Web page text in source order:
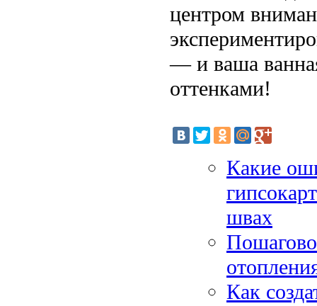
центром
— и ваша
оттенками!
Какие
швах
Как